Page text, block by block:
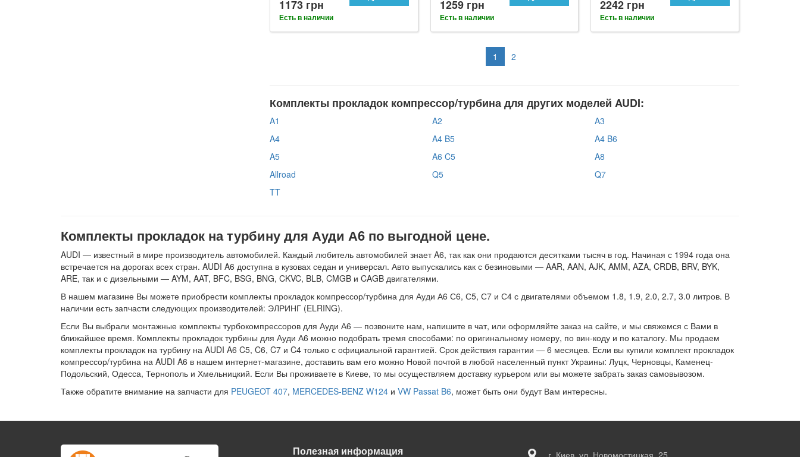
1173 грн
Есть в наличии
1259 грн
Есть в наличии
2242 грн
Есть в наличии
1 2
Комплекты прокладок компрессор/турбина для других моделей AUDI:
A1 A2
A3
A4
A4 B5
A4 B6
A5
A6 C5
A8
Allroad
Q5
Q7
TT
Комплекты прокладок на турбину для Ауди А6 по выгодной цене.
AUDI — известный в мире производитель автомобилей. Каждый любитель автомобилей знает A6, так как они продаются десятками тысяч в год. Начиная с 1994 года она
встречается на дорогах всех стран. AUDI A6 доступна в кузовах седан и универсал. Авто выпускались как с безиновыми — AAR, AAN, AJK, AMM, AZA, CRDB, BRV, BYK,
ARE, так и с дизельными — AYM, AAT, BFC, BSG, BNG, CKVC, BLB, CMGB и CAGB двигателями.
В нашем магазине Вы можете приобрести комплекты прокладок компрессор/турбина для Ауди А6 С6, С5, С7 и С4 с двигателями объемом 1.8, 1.9, 2.0, 2.7, 3.0 литров. В
наличии есть запчасти следующих производителей: ЭЛРИНГ (ELRING).
Если Вы выбрали монтажные комплекты турбокомпрессоров для Ауди А6 — позвоните нам, напишите в чат, или оформляйте заказ на сайте, и мы свяжемся с Вами в
ближайшее время. Комплекты прокладок турбины для Ауди А6 можно подобрать тремя способами: по оригинальному номеру, по вин-коду и по каталогу. Мы продаем
комплекты прокладок на турбину на AUDI A6 C5, C6, C7 и C4 только с официальной гарантией. Срок действия гарантии — 6 месяцев. Если вы купили комплект прокладок
компрессор/турбина на AUDI A6 в нашем интернет-магазине, доставить вам его можно Новой почтой в любой населенный пункт Украины: Луцк, Черновцы, Каменец-
Подольский, Одесса, Тернополь и Хмельницкий. Если Вы проживаете в Киеве, то мы осуществляем доставку курьером или вы можете забрать заказ самовывозом.
Также обратите внимание на запчасти для PEUGEOT 407, MERCEDES-BENZ W124 и VW Passat B6, может быть они будут Вам интересны.
Полезная информация г. Киев, ул. Новомостицкая, 25